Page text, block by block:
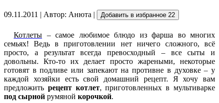
09.11.2011 | Автор: Анюта | Добавить в избранное 22
Котлеты – самое любимое блюдо из фарша во многих
семьях! Ведь в приготовлении нет ничего сложного, всё
просто, а результат всегда превосходный – все сыты и
довольны. Кто-то их делает просто жареными, некоторые
готовят в подливе или запекают на противне в духовке – у
каждой хозяйки есть свой домашний рецепт. Я хочу вам
предложить рецепт котлет, приготовленных в мультиварке
под сырной румяной корочкой.